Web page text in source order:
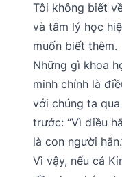
Tôi không biết
và tâm lý học
muốn biết thêm.
Những gì khoa
minh chính là
với chúng ta
trước: “Vì điều
là con người
Vì vậy, nếu cả